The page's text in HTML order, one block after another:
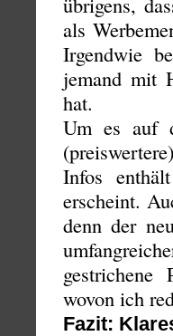
als
Irgendwie
jemand mit
hat.
Um es auf
Infos
erscheint.
denn der
wovon ich
Fazit: